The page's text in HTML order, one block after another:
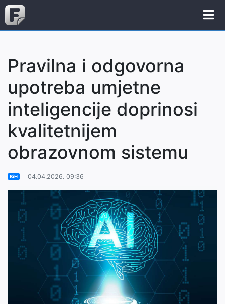
Pravilna i odgovorna
upotreba umjetne
inteligencije doprinosi
kvalitetnijem
obrazovnom sistemu
BiH 04.04.2026. 09:36